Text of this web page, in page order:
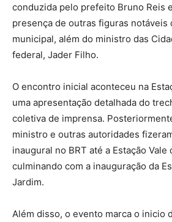
conduzida pelo prefeito Bruno Reis
presença de outras figuras notáveis
municipal, além do ministro das
federal, Jader Filho.
O encontro inicial aconteceu na
uma apresentação detalhada do
coletiva de imprensa.
ministro e outras autoridades
inaugural no BRT até a Estação Vale
culminando com a inauguração da
Jardim.
Além disso, o evento marca o inicio